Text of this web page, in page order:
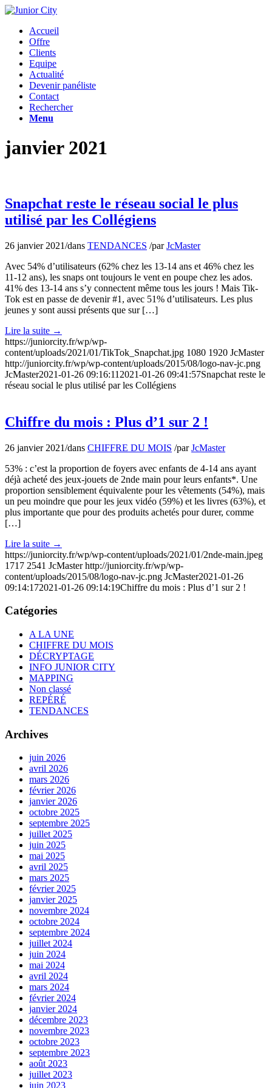
Accueil
Offre
Clients
Equipe
Actualité
Devenir panéliste
Contact
Rechercher
Menu
janvier 2021
Snapchat reste le réseau social le plus
utilisé par les Collégiens
26 janvier 2021/dans TENDANCES /parJcMaster
Avec 54% d’utilisateurs (62% chez les 13-14 ans et 46% chez les
11-12 ans), les snaps ont toujours le vent en poupe chez les ados.
41% des 13-14 ans s’y connectent même tous les jours ! Mais Tik-
Tok est en passe de devenir #1, avec 51% d’utilisateurs. Les plus
jeunes y sont aussi présents que sur […]
Lire la suite →
https://juniorcity.fr/wp/wp-
content/uploads/2021/01/TikTok_Snapchat.jpg 1080 1920 JcMaster
http://juniorcity.fr/wp/wp-content/uploads/2015/08/logo-nav-jc.png
JcMaster2021-01-26 09:16:11 2021-01-26 09:41:57Snapchat reste le
réseau social le plus utilisé par les Collégiens
Chiffre du mois : Plus d’1 sur 2 !
26 janvier 2021/dans CHIFFRE DU MOIS /parJcMaster
53% : c’est la proportion de foyers avec enfants de 4-14 ans ayant
déjà acheté des jeux-jouets de 2nde main pour leurs enfants*. Une
proportion sensiblement équivalente pour les vêtements (54%), mais
un peu moindre que pour les jeux vidéo (59%) et les livres (63%), et
plus importante que pour des produits achetés pour durer, comme
[…]
Lire la suite →
https://juniorcity.fr/wp/wp-content/uploads/2021/01/2nde-main.jpeg
1717 2541 JcMaster http://juniorcity.fr/wp/wp-
content/uploads/2015/08/logo-nav-jc.png JcMaster2021-01-26
09:14:172021-01-26 09:14:19Chiffre du mois : Plus d’1 sur 2 !
Catégories
A LA UNE
CHIFFRE DU MOIS
DÉCRYPTAGE
INFO JUNIOR CITY
MAPPING
Non classé
REPÉRÉ
TENDANCES
Archives
juin 2026
avril 2026
mars 2026
février 2026
janvier 2026
octobre 2025
septembre 2025
juillet 2025
juin 2025
mai 2025
avril 2025
mars 2025
février 2025
janvier 2025
novembre 2024
octobre 2024
septembre 2024
juillet 2024
juin 2024
mai 2024
avril 2024
mars 2024
février 2024
janvier 2024
décembre 2023
novembre 2023
octobre 2023
septembre 2023
août 2023
juillet 2023
juin 2023